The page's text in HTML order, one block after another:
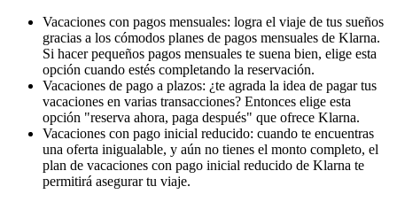
Vacaciones con pagos mensuales: logra el viaje de tus sueños
gracias a los cómodos planes de pagos mensuales de Klarna.
Si hacer pequeños pagos mensuales te suena bien, elige esta
opción cuando estés completando la reservación.
Vacaciones de pago a plazos: ¿te agrada la idea de pagar tus
vacaciones en varias transacciones? Entonces elige esta
opción "reserva ahora, paga después" que ofrece Klarna.
Vacaciones con pago inicial reducido: cuando te encuentras
una oferta inigualable, y aún no tienes el monto completo, el
plan de vacaciones con pago inicial reducido de Klarna te
permitirá asegurar tu viaje.